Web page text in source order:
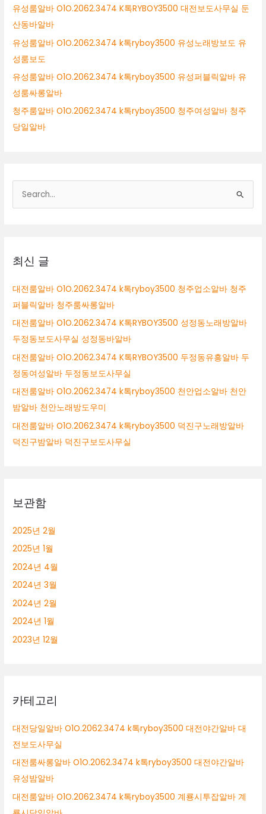
유성룸알바 O1O.2062.3474 K톡RYBOY3500 대전보도사무실 둔
산동바알바
유성룸알바 O1O.2062.3474 k톡ryboy3500 유성노래방보도 유
성룸보도
유성룸알바 O1O.2062.3474 k톡ryboy3500 유성퍼블릭알바 유
성룸싸롱알바
청주룸알바 O1O.2062.3474 k톡ryboy3500 청주여성알바 청주
당일알바
색
최신 글
대전룸알바 O1O.2062.3474 k톡ryboy3500 청주업소알바 청주
퍼블릭알바 청주룸싸롱알바
대전룸알바 O1O.2062.3474 K톡RYBOY3500 성정동노래방알바
두정동보도사무실 성정동바알바
대전룸알바 O1O.2062.3474 K톡RYBOY3500 두정동유흥알바 두
정동여성알바 두정동보도사무실
대전룸알바 O1O.2062.3474 k톡ryboy3500 천안업소알바 천안
밤알바 천안노래방도우미
대전룸알바 O1O.2062.3474 k톡ryboy3500 덕진구노래방알바
덕진구밤알바 덕진구보도사무실
보관함
2025년 2월
2025년 1월
2024년 4월
2024년 3월
2024년 2월
2024년 1월
2023년 12월
카테고리
대전당일알바 O1O.2062.3474 k톡ryboy3500 대전야간알바 대
전보도사무실
대전룸싸롱알바 O1O.2062.3474 k톡ryboy3500 대전야간알바
유성밤알바
대전룸알바 O1O.2062.3474 k톡ryboy3500 계룡시투잡알바 계